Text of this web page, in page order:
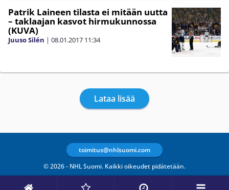
Patrik Laineen tilasta ei mitään uutta
– taklaajan kasvot hirmukunnossa
(KUVA)
Juuso Silén | 08.01.2017 11:34
Lataa lisää
© 2026 - NHL Suomi. Kaikki oikeudet pidätetään.
toimitus@nhlsuomi.com